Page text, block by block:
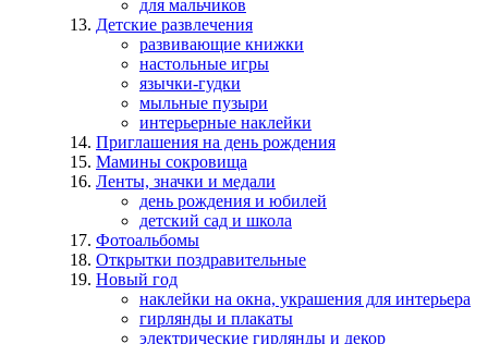
для мальчиков
Детские развлечения
развивающие книжки
настольные игры
язычки-гудки
мыльные пузыри
интерьерные наклейки
Приглашения на день рождения
Мамины сокровища
Ленты, значки и медали
день рождения и юбилей
детский сад и школа
Фотоальбомы
Открытки поздравительные
Новый год
наклейки на окна, украшения для интерьера
гирлянды и плакаты
электрические гирлянды и декор